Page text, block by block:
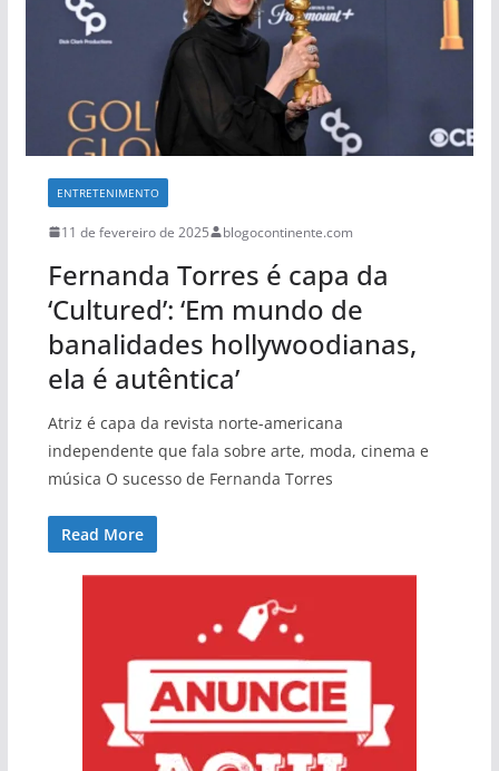
ENTRETENIMENTO
11 de fevereiro de 2025 blogocontinente.com
Fernanda Torres é capa da
‘Cultured’: ‘Em mundo de
banalidades hollywoodianas,
ela é autêntica’
Atriz é capa da revista norte-americana
independente que fala sobre arte, moda, cinema e
música O sucesso de Fernanda Torres
Read More